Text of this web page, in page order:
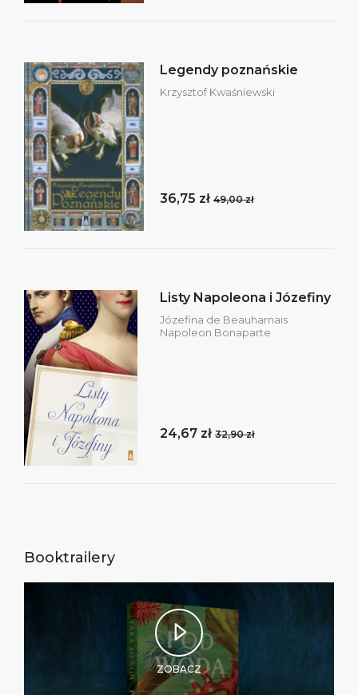
Legendy poznańskie
Krzysztof Kwaśniewski
36,75 zł 49,00 zł
Listy Napoleona i Józefiny
Józefina de Beauharnais
Napoleon Bonaparte
24,67 zł 32,90 zł
Booktrailery
ZOBACZ